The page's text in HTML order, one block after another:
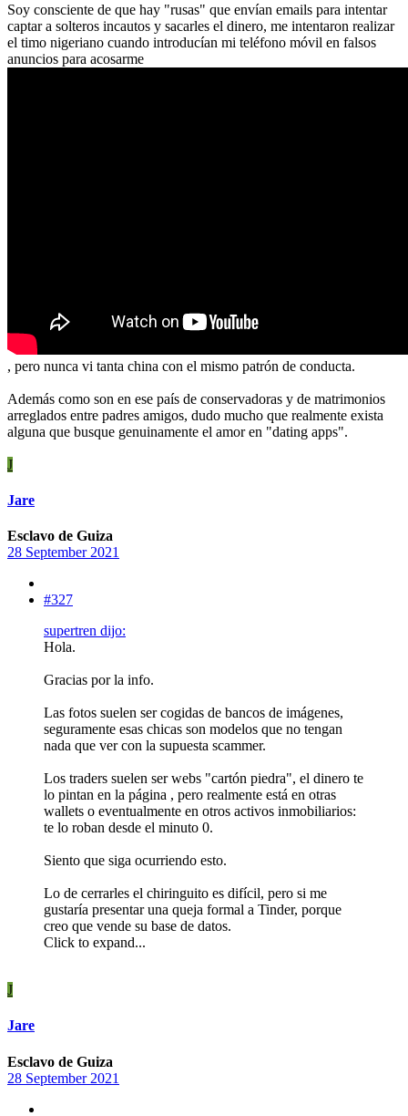
Soy consciente de que hay "rusas" que envían emails para intentar
captar a solteros incautos y sacarles el dinero, me intentaron realizar
el timo nigeriano cuando introducían mi teléfono móvil en falsos
anuncios para acosarme
, pero nunca vi tanta china con el mismo patrón de conducta.
Además como son en ese país de conservadoras y de matrimonios
arreglados entre padres amigos, dudo mucho que realmente exista
alguna que busque genuinamente el amor en "dating apps".
J
Jare
Esclavo de Guiza
28 September 2021
#327
supertren dijo:
Hola.
Gracias por la info.
Las fotos suelen ser cogidas de bancos de imágenes,
seguramente esas chicas son modelos que no tengan
nada que ver con la supuesta scammer.
Los traders suelen ser webs "cartón piedra", el dinero te
lo pintan en la página , pero realmente está en otras
wallets o eventualmente en otros activos inmobiliarios:
te lo roban desde el minuto 0.
Siento que siga ocurriendo esto.
Lo de cerrarles el chiringuito es difícil, pero si me
gustaría presentar una queja formal a Tinder, porque
creo que vende su base de datos.
Click to expand...
J
Jare
Esclavo de Guiza
28 September 2021